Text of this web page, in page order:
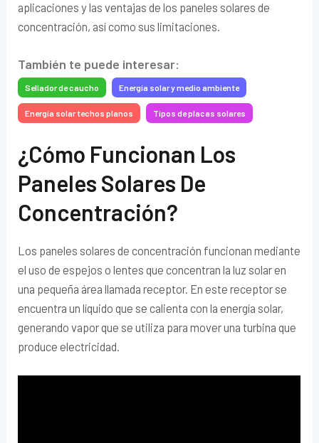
aplicaciones y las ventajas de los paneles solares de
concentración, así como sus limitaciones.
También te puede interesar:
Sellador de caucho Energía solar y medio ambiente
Energía solar techos planos Tipos de placas solares
¿Cómo Funcionan Los
Paneles Solares De
Concentración?
Los paneles solares de concentración funcionan mediante
el uso de espejos o lentes que concentran la luz solar en
una pequeña área llamada receptor. En este receptor se
encuentra un líquido que se calienta con la energía solar,
generando vapor que se utiliza para mover una turbina que
produce electricidad.